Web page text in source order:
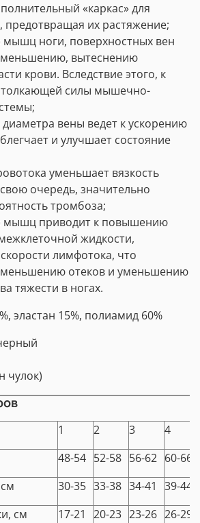
«каркас» для
предотвращая их растяжение;
мышц ноги, поверхностных вен
вытеснению
крови. Вследствие этого, к
силы мышечно-
вены ведет к ускорению
и улучшает состояние
уменьшает вязкость
очередь, значительно
тромбоза;
мышц приводит к повышению
жидкости,
лимфотока, что
отеков и уменьшению
тяжести в ногах.
эластан 15%, полиамид 60%
чулок)
1 2 3
4
48-54 52-58 56-62 60-66
30-35 33-38 34-41
39-44
см
17-21 20-23 23-26 26-29